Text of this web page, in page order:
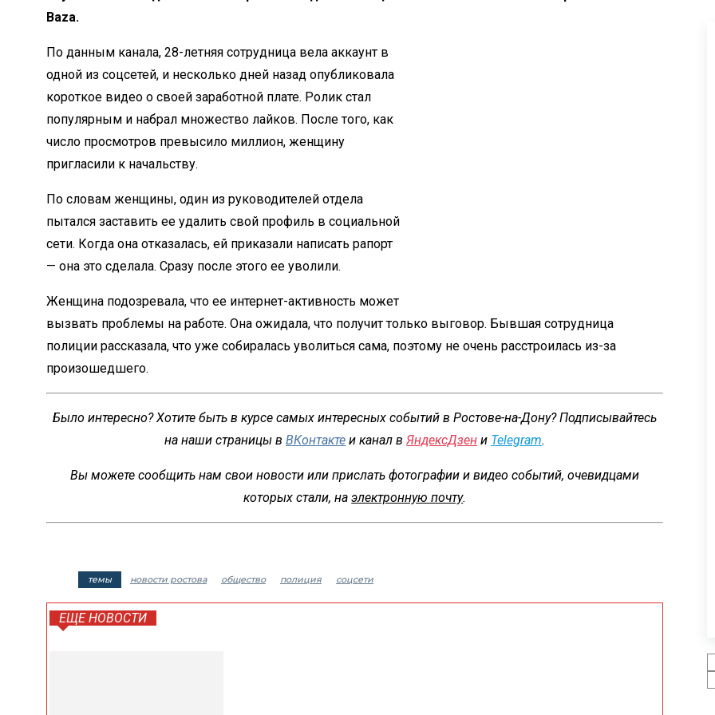
Baza.
По данным канала, 28-летняя сотрудница вела аккаунт в
одной из соцсетей, и несколько дней назад опубликовала
короткое видео о своей заработной плате. Ролик стал
популярным и набрал множество лайков. После того, как
число просмотров превысило миллион, женщину
пригласили к начальству.
По словам женщины, один из руководителей отдела
пытался заставить ее удалить свой профиль в социальной
сети. Когда она отказалась, ей приказали написать рапорт
— она это сделала. Сразу после этого ее уволили.
Женщина подозревала, что ее интернет-активность может
вызвать проблемы на работе. Она ожидала, что получит только выговор. Бывшая сотрудница
полиции рассказала, что уже собиралась уволиться сама, поэтому не очень расстроилась из-за
произошедшего.
Было интересно? Хотите быть в курсе самых интересных событий в Ростове-на-Дону? Подписывайтесь
на наши страницы вВКонтакте и канал вЯндексДзен и Telegram.
Вы можете сообщить нам свои новости или прислать фотографии и видео событий, очевидцами
которых стали, наэлектронную почту.
темы новости ростова общество полиция соцсети
ЕЩЕ НОВОСТИ